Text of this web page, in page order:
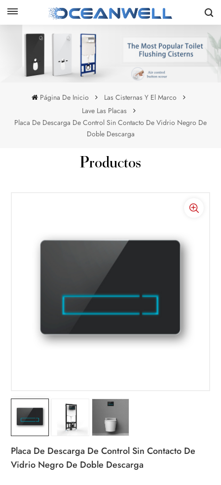
Página De Inicio
Las Cisternas Y El Marco
Lave Las Placas
Placa De Descarga De Control Sin Contacto De Vidrio Negro De
Doble Descarga
Productos
Placa De Descarga De Control Sin Contacto De
Vidrio Negro De Doble Descarga